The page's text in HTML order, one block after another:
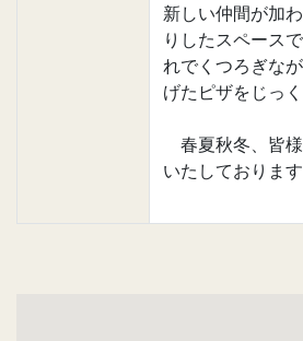
新しい仲間が加
りしたスペース
れでくつろぎな
げたピザをじっ
春夏秋冬、皆
いたしております